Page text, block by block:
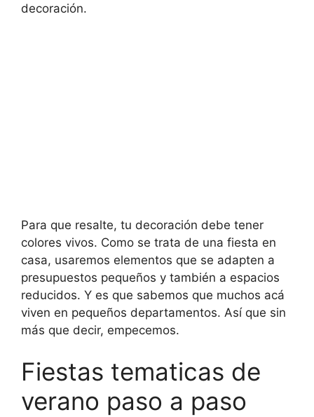
decoración.
Para que resalte, tu decoración debe tener
colores vivos. Como se trata de una fiesta en
casa, usaremos elementos que se adapten a
presupuestos pequeños y también a espacios
reducidos. Y es que sabemos que muchos acá
viven en pequeños departamentos. Así que sin
más que decir, empecemos.
Fiestas tematicas de
verano paso a paso